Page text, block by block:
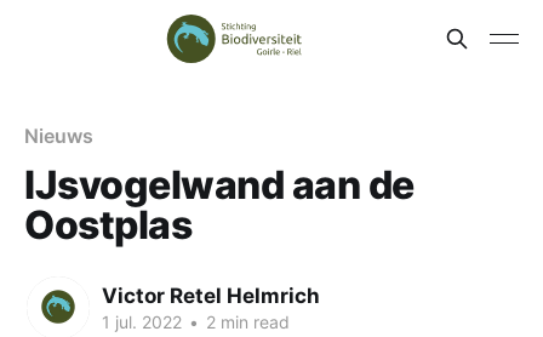
Nieuws
IJsvogelwand aan de
Oostplas
Victor Retel Helmrich
1 jul. 2022 • 2 min read